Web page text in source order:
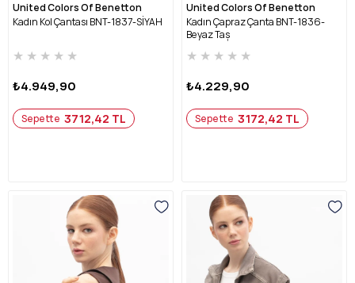
United Colors Of Benetton
Kadın Kol Çantası BNT-1837-SİYAH
★ ★ ★ ★ ★
₺4.949,90
Sepette 3712,42 TL
United Colors Of Benetton
Kadın Çapraz Çanta BNT-1836-
Beyaz Taş
★ ★ ★ ★ ★
₺4.229,90
Sepette 3172,42 TL